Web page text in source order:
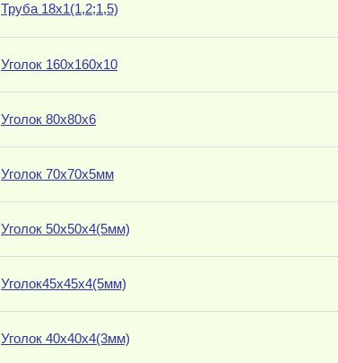
Труба 18х1(1,2;1,5)
Уголок 160х160х10
Уголок 80х80х6
Уголок 70х70х5мм
Уголок 50х50х4(5мм)
Уголок45х45х4(5мм)
Уголок 40х40х4(3мм)